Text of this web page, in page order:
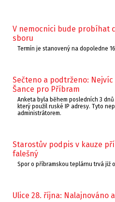
V nemocnici bude probíhat
sboru
Termín je stanovený na dopoledne
Sečteno a podtrženo:
Šance pro Příbram
Anketa byla během posledních 3
který použil ruské IP adresy. Tyto
administrátorem.
Starostův podpis v kauze
falešný
Spor o příbramskou teplárnu trvá již
Ulice 28. října: Nalajnováno